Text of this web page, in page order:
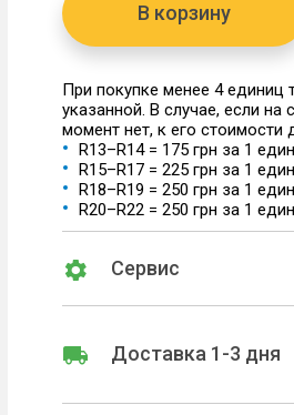
В корзину
При покупке менее 4
указанной. В случае, если
момент нет, к его стоимости
R13–R14 = 175 грн за 1
R15–R17 = 225 грн за 1
R18–R19 = 250 грн за 1
R20–R22 = 250 грн за 1
Сервис
Доставка 1-3 дня